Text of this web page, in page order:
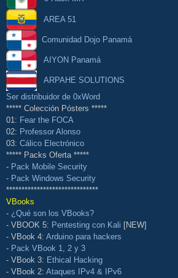
AREA 51
Comunidad Dojo Panamá
AIYON Panamá
ARPAHE SOLUTIONS
Ser distribuidor de 0xWord
***** Colección Pósters *****
01: Fear the FOCA
02: Professor Alonso
03: Cálico Electrónico
***** Packs Oferta *****
- Pack Mobile Security
- Pack Windows Security
******************************
VBooks
- ¿Qué son los VBooks?
- VBOOK 5: Pentesting con Kali [NEW]
- VBook 4: Arduino para hackers
- Pack VBook 1, 2 y 3
- VBook 3: Ethical Hacking
- VBook 2: Ataques IPv4 & IPv6